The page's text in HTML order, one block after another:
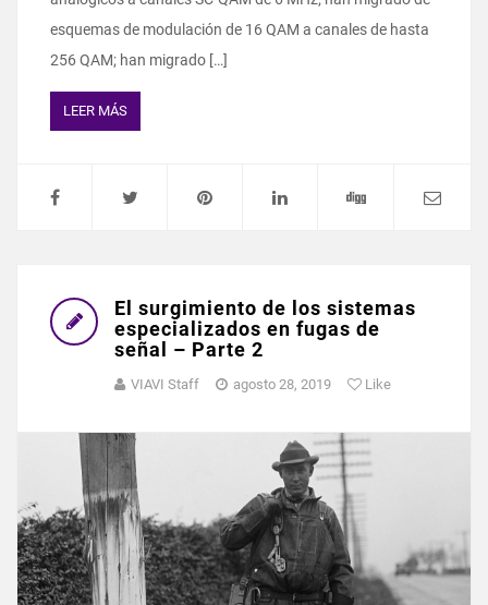
esquemas de modulación de 16 QAM a canales de hasta
256 QAM; han migrado […]
LEER MÁS
El surgimiento de los sistemas
especializados en fugas de
señal – Parte 2
VIAVI Staff agosto 28, 2019 Like